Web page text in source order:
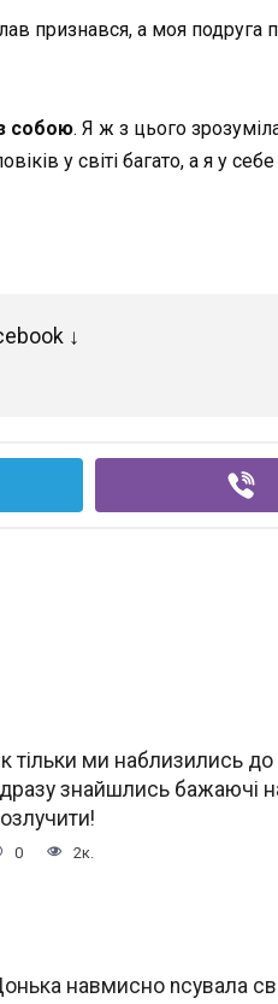
признався, а моя подруга
собою. Я ж з цього
у світі багато, а я у себе
↓
тільки ми наблизились до
знайшлись бажаючі
0 2к.
навмисно nсувала